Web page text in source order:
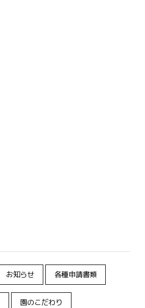
お知らせ 各種申請書類
園のこだわり